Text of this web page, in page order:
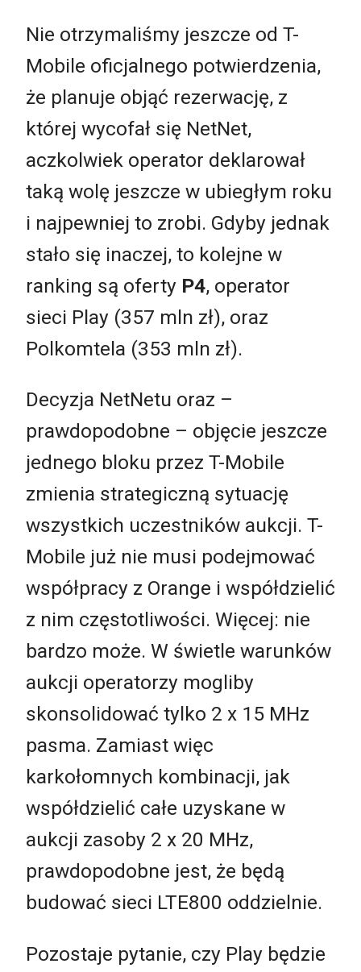
Nie otrzymaliśmy jeszcze od T-
Mobile oficjalnego potwierdzenia,
że planuje objąć rezerwację, z
której wycofał się NetNet,
aczkolwiek operator deklarował
taką wolę jeszcze w ubiegłym roku
i najpewniej to zrobi. Gdyby jednak
stało się inaczej, to kolejne w
ranking są oferty P4, operator
sieci Play (357 mln zł), oraz
Polkomtela (353 mln zł).
Decyzja NetNetu oraz –
prawdopodobne – objęcie jeszcze
jednego bloku przez T-Mobile
zmienia strategiczną sytuację
wszystkich uczestników aukcji. T-
Mobile już nie musi podejmować
współpracy z Orange i współdzielić
z nim częstotliwości. Więcej: nie
bardzo może. W świetle warunków
aukcji operatorzy mogliby
skonsolidować tylko 2 x 15 MHz
pasma. Zamiast więc
karkołomnych kombinacji, jak
współdzielić całe uzyskane w
aukcji zasoby 2 x 20 MHz,
prawdopodobne jest, że będą
budować sieci LTE800 oddzielnie.
Pozostaje pytanie, czy Play będzie